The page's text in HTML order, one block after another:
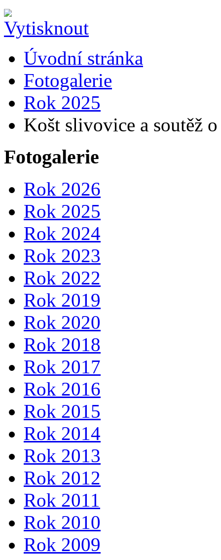
Úvodní stránka
Fotogalerie
Rok 2025
Košt slivovice a soutěž
Fotogalerie
Rok 2026
Rok 2025
Rok 2024
Rok 2023
Rok 2022
Rok 2019
Rok 2020
Rok 2018
Rok 2017
Rok 2016
Rok 2015
Rok 2014
Rok 2013
Rok 2012
Rok 2011
Rok 2010
Rok 2009